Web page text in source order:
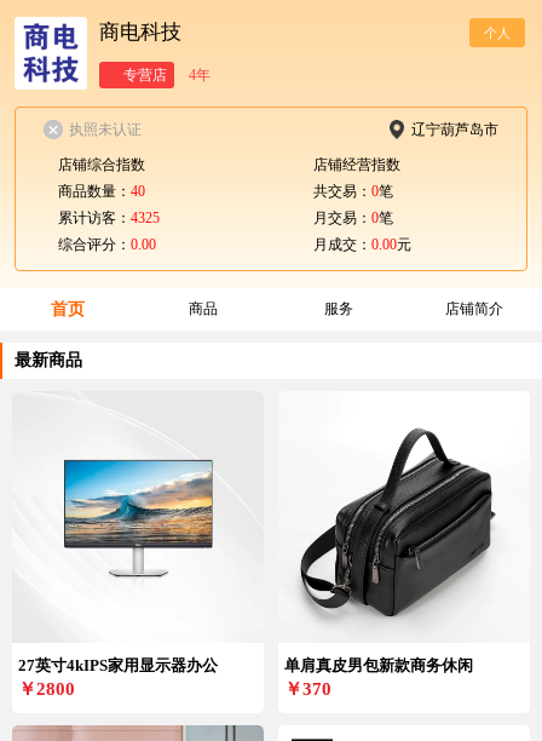
商电科技 个人
专营店 4年
执照未认证 辽宁葫芦岛市
店铺综合指数
商品数量： 40
累计访客： 4325
综合评分： 0.00
店铺经营指数
共交易： 0笔
月交易： 0笔
月成交： 0.00元
首页 商品 服务 店铺简介
最新商品
27英寸4kIPS家用显示器办公
￥2800
单肩真皮男包新款商务休闲
￥370